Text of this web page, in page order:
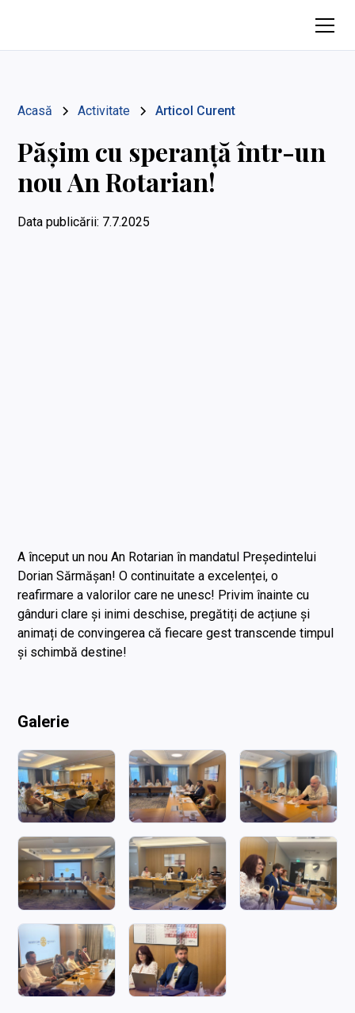
Acasă Activitate Articol Curent
Pășim cu speranță într-un
nou An Rotarian!
Data publicării: 7.7.2025
A început un nou An Rotarian în mandatul Președintelui
Dorian Sărmășan! O continuitate a excelenței, o
reafirmare a valorilor care ne unesc! Privim înainte cu
gânduri clare și inimi deschise, pregătiți de acțiune și
animați de convingerea că fiecare gest transcende timpul
și schimbă destine!
Galerie